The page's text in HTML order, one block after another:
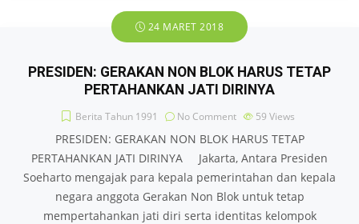
24 MARET 2018
PRESIDEN: GERAKAN NON BLOK HARUS TETAP
PERTAHANKAN JATI DIRINYA
Berita Tahun 1991 No Comment 59 Views
PRESIDEN: GERAKAN NON BLOK HARUS TETAP
PERTAHANKAN JATI DIRINYA Jakarta, Antara Presiden
Soeharto mengajak para kepala pemerintahan dan kepala
negara anggota Gerakan Non Blok untuk tetap
mempertahankan jati diri serta identitas kelompok